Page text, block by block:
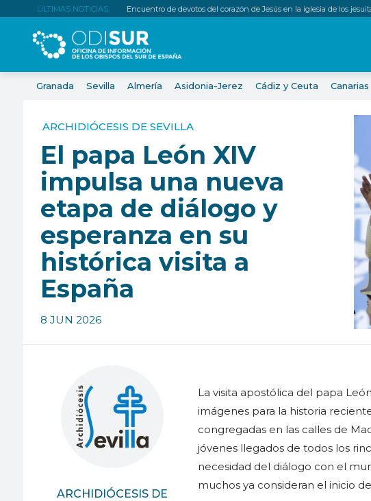
ÚLTIMAS NOTICIAS: Encuentro de devotos del corazón de Jesús en la iglesia de los
Granada Sevilla Almería Asidonia-Jerez Cádiz y Ceuta Canarias
ARCHIDIÓCESIS DE SEVILLA
El papa León XIV
impulsa una nueva
etapa de diálogo y
esperanza en su
histórica visita a
España
8 JUN 2026
ARCHIDIÓCESIS DE
La visita apostólica del papa
imágenes para la historia
congregadas en las calles de
jóvenes llegados de todos los
necesidad del diálogo con el
muchos ya consideran el inicio